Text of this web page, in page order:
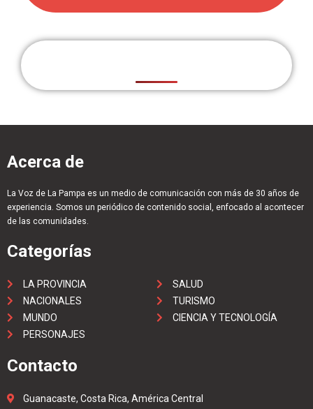
Acerca de
La Voz de La Pampa es un medio de comunicación con más de 30 años de
experiencia. Somos un periódico de contenido social, enfocado al acontecer
de las comunidades.
Categorías
LA PROVINCIA
NACIONALES
MUNDO
PERSONAJES
SALUD
TURISMO
CIENCIA Y TECNOLOGÍA
Contacto
Guanacaste, Costa Rica, América Central